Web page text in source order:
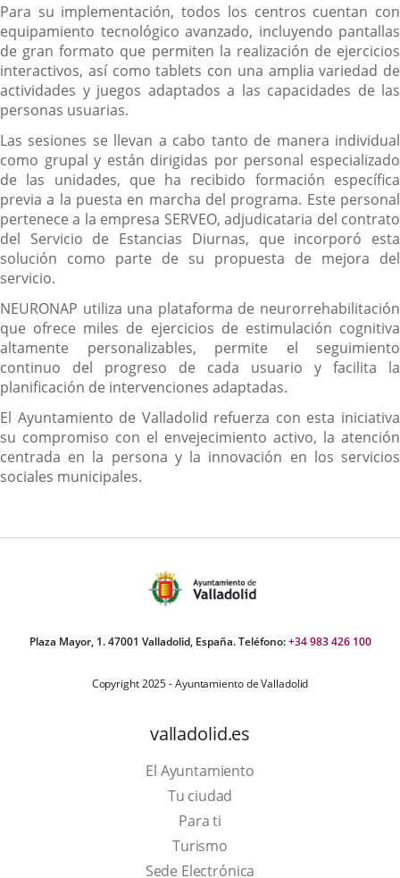
Para su implementación, todos los centros cuentan con
equipamiento tecnológico avanzado, incluyendo pantallas
de gran formato que permiten la realización de ejercicios
interactivos, así como tablets con una amplia variedad de
actividades y juegos adaptados a las capacidades de las
personas usuarias.
Las sesiones se llevan a cabo tanto de manera individual
como grupal y están dirigidas por personal especializado
de las unidades, que ha recibido formación específica
previa a la puesta en marcha del programa. Este personal
pertenece a la empresa SERVEO, adjudicataria del contrato
del Servicio de Estancias Diurnas, que incorporó esta
solución como parte de su propuesta de mejora del
servicio.
NEURONAP utiliza una plataforma de neurorrehabilitación
que ofrece miles de ejercicios de estimulación cognitiva
altamente personalizables, permite el seguimiento
continuo del progreso de cada usuario y facilita la
planificación de intervenciones adaptadas.
El Ayuntamiento de Valladolid refuerza con esta iniciativa
su compromiso con el envejecimiento activo, la atención
centrada en la persona y la innovación en los servicios
sociales municipales.
Plaza Mayor, 1. 47001 Valladolid, España. Teléfono:+34 983 426 100
Copyright 2025 - Ayuntamiento de Valladolid
valladolid.es
El Ayuntamiento
Tu ciudad
Para ti
TurismoThis
link
Sede Electrónica